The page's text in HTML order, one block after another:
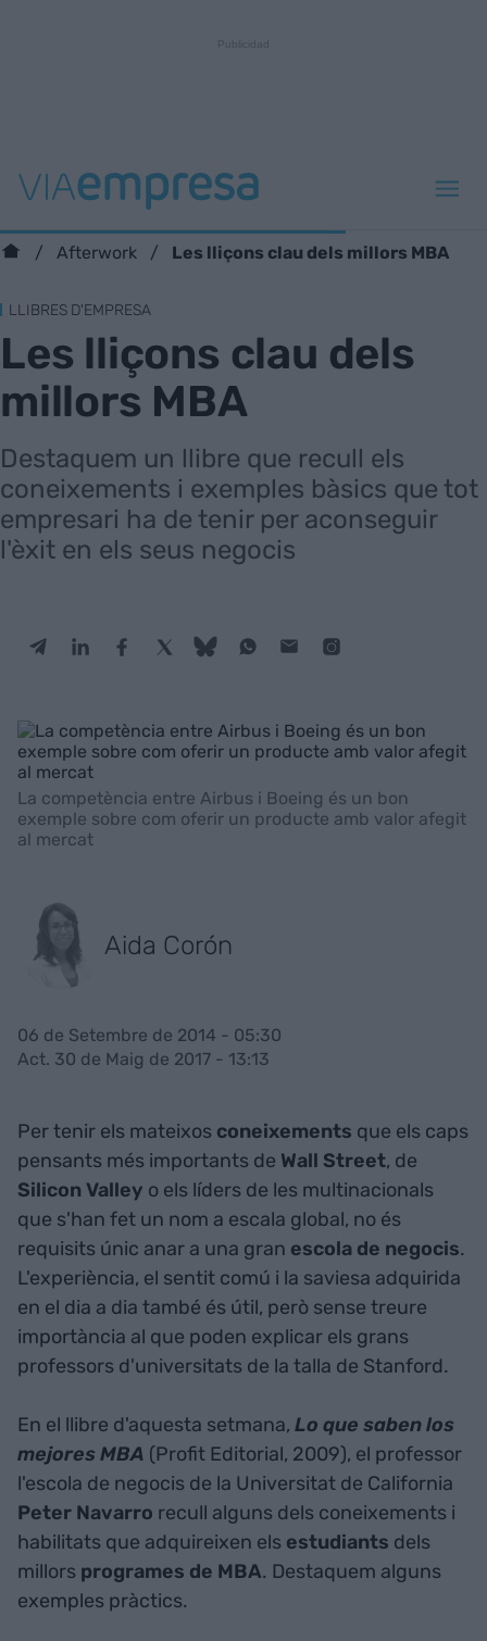
Afterwork Les lliçons clau dels millors MBA
LLIBRES D'EMPRESA
Les lliçons clau dels
millors MBA
Destaquem un llibre que recull els
coneixements i exemples bàsics que tot
empresari ha de tenir per aconseguir
l'èxit en els seus negocis
La competència entre Airbus i Boeing és un bon
exemple sobre com oferir un producte amb valor afegit
al mercat
Aida Corón
06 de Setembre de 2014 - 05:30
Act. 30 de Maig de 2017 - 13:13
Per tenir els mateixos coneixements que els caps
pensants més importants de Wall Street, de
Silicon Valley o els líders de les multinacionals
que s'han fet un nom a escala global, no és
requisits únic anar a una gran escola de negocis.
L'experiència, el sentit comú i la saviesa adquirida
en el dia a dia també és útil, però sense treure
importància al que poden explicar els grans
professors d'universitats de la talla de Stanford.
En el llibre d'aquesta setmana, Lo que saben los
mejores MBA (Profit Editorial, 2009), el professor
l'escola de negocis de la Universitat de California
Peter Navarro recull alguns dels coneixements i
habilitats que adquireixen els estudiants dels
millors programes de MBA. Destaquem alguns
exemples pràctics.